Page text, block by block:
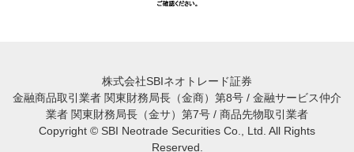
株式会社SBIネオトレード証券
金融商品取引業者 関東財務局長（金商）第8号 / 金融サービス仲介
業者 関東財務局長（金サ）第7号 / 商品先物取引業者
Copyright © SBI Neotrade Securities Co., Ltd. All Rights
Reserved.